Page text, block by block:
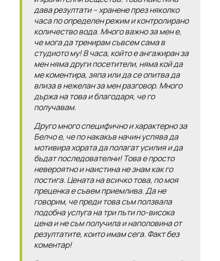
дава резултати – хранене през няколко
часа по определен режим и контролирано
количество вода. Много важно за мен е,
че мога да тренирам съвсем сама в
студиото му! В часа, който е ангажиран за
мен няма други посетители, няма кой да
ме коментира, зяпа или да се опитва да
влиза в нежелан за мен разговор. Много
държа на това и благодаря, че го
получавам.
Друго много специфично и характерно за
Белчо е, че по накакъв начин успява да
мотивира хората да полагат усилия и да
бъдат последователни! Това е просто
невероятно и наистина не знам как го
постига. Цената на всичко това, по моя
преценка е съвем приемлива. Да не
говорим, че преди това съм ползвала
подобна услуга на три пъти по-висока
цена и не съм получила и наполовина от
резултатите, които имам сега. Факт без
коментар!